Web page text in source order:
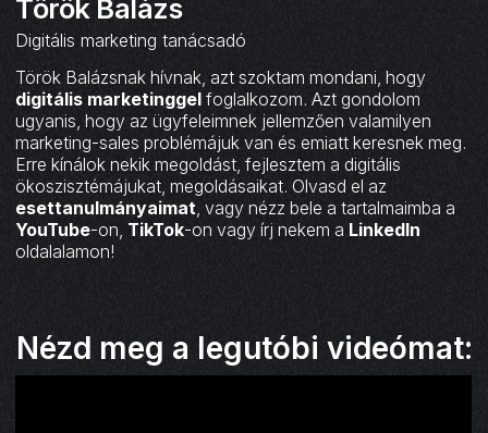
Török Balázs
Digitális marketing tanácsadó
Török Balázsnak hívnak, azt szoktam mondani, hogy
digitális marketinggel foglalkozom. Azt gondolom
ugyanis, hogy az ügyfeleimnek jellemzően valamilyen
marketing-sales problémájuk van és emiatt keresnek meg.
Erre kínálok nekik megoldást, fejlesztem a digitális
ökoszisztémájukat, megoldásaikat. Olvasd el az
esettanulmányaimat, vagy nézz bele a tartalmaimba a
YouTube-on, TikTok-on vagy írj nekem a LinkedIn
oldalalamon!
Nézd meg a legutóbi videómat: